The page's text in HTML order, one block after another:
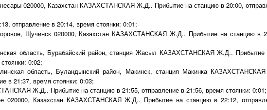
020000, Казахстан КАЗАХСТАНСКАЯ Ж.Д.. Прибытие на станцию в 20:00,
отправление в 20:14, время стоянки: 0:01;
Щучинск 020000, Казахстан КАЗАХСТАНСКАЯ Ж.Д.. Прибытие на станцию в
область, Бурабайский район, станция Жасыл КАЗАХСТАНСКАЯ Ж.Д.. Прибытие
0:02;
область, Буландынский район, Макинск, станция Макинка
в 21:37, время стоянки: 0:03;
Ж.Д.. Прибытие на станцию в 21:55, отправление в 21:56, время стоянки: 0:01;
020000, Казахстан КАЗАХСТАНСКАЯ Ж.Д.. Прибытие на станцию в 22:12,